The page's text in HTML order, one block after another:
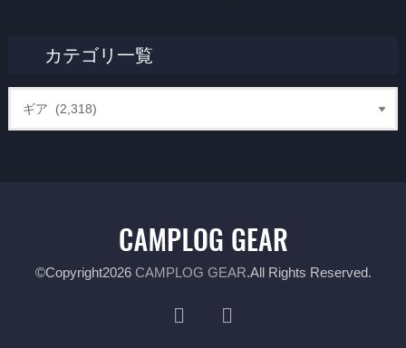
カテゴリ一覧
©Copyright2026 CAMPLOG GEAR.All Rights Reserved.